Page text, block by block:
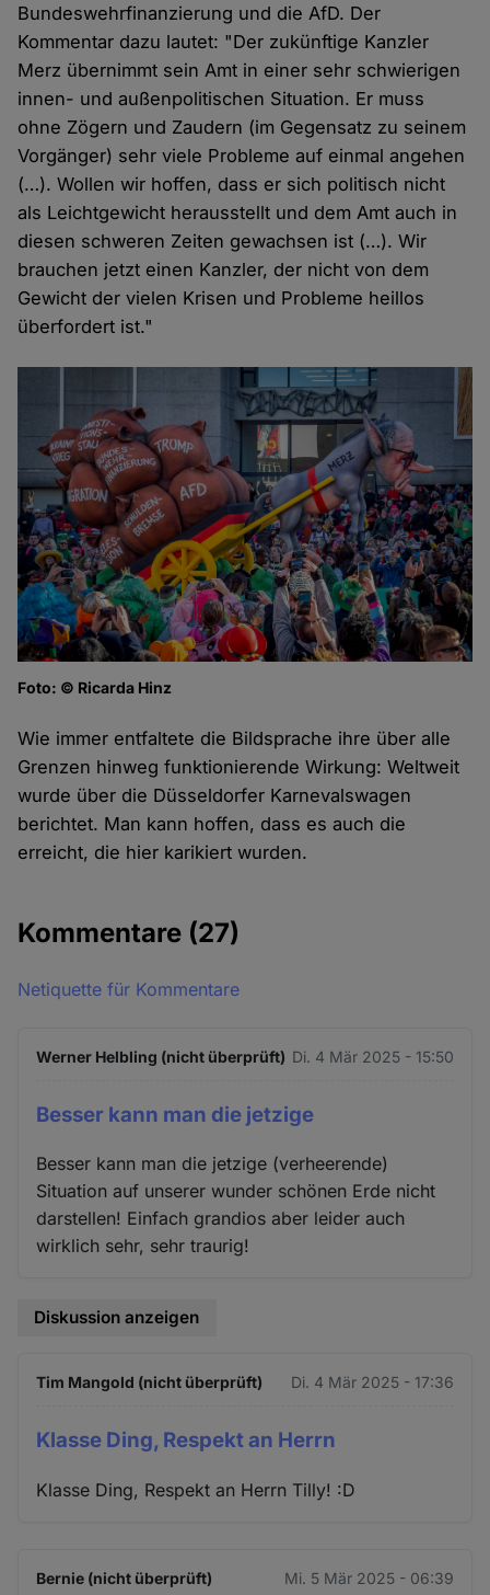
Bundeswehrfinanzierung und die AfD. Der
Kommentar dazu lautet: "Der zukünftige Kanzler
Merz übernimmt sein Amt in einer sehr schwierigen
innen- und außenpolitischen Situation. Er muss
ohne Zögern und Zaudern (im Gegensatz zu seinem
Vorgänger) sehr viele Probleme auf einmal angehen
(…). Wollen wir hoffen, dass er sich politisch nicht
als Leichtgewicht herausstellt und dem Amt auch in
diesen schweren Zeiten gewachsen ist (…). Wir
brauchen jetzt einen Kanzler, der nicht von dem
Gewicht der vielen Krisen und Probleme heillos
überfordert ist."
Foto: © Ricarda Hinz
Wie immer entfaltete die Bildsprache ihre über alle
Grenzen hinweg funktionierende Wirkung: Weltweit
wurde über die Düsseldorfer Karnevalswagen
berichtet. Man kann hoffen, dass es auch die
erreicht, die hier karikiert wurden.
Kommentare (27)
Netiquette für Kommentare
Werner Helbling (nicht überprüft) Di. 4 Mär 2025 - 15:50
Besser kann man die jetzige
Besser kann man die jetzige (verheerende)
Situation auf unserer wunder schönen Erde nicht
darstellen! Einfach grandios aber leider auch
wirklich sehr, sehr traurig!
Diskussion anzeigen
Tim Mangold (nicht überprüft) Di. 4 Mär 2025 - 17:36
Klasse Ding, Respekt an Herrn
Klasse Ding, Respekt an Herrn Tilly! :D
Bernie (nicht überprüft) Mi. 5 Mär 2025 - 06:39